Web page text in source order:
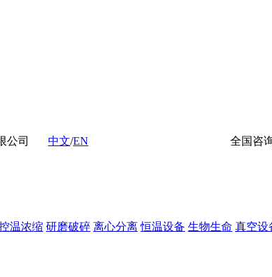
公司 中文/EN 全国咨
温浓缩 研磨破碎 离心分离 恒温设备 生物生命 真空设